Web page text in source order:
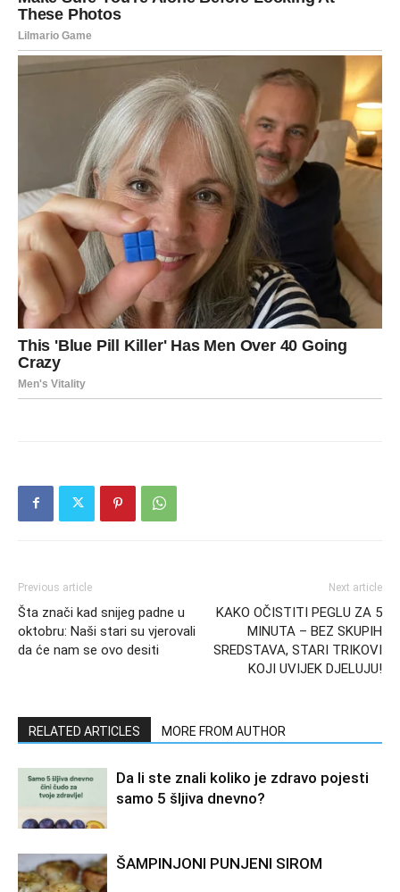
Previous article
Šta znači kad snijeg padne u
oktobru: Naši stari su vjerovali
da će nam se ovo desiti
Next article
KAKO OČISTITI PEGLU ZA 5
MINUTA – BEZ SKUPIH
SREDSTAVA, STARI TRIKOVI
KOJI UVIJEK DJELUJU!
RELATED ARTICLES MORE FROM AUTHOR
Da li ste znali koliko je zdravo pojesti
samo 5 šljiva dnevno?
ŠAMPINJONI PUNJENI SIROM